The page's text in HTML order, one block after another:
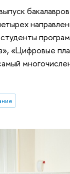
«Цифровые